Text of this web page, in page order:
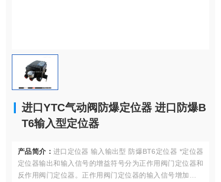
进口YTC气动阀防爆定位器 进口防爆B
T6输入型定位器
产品简介： 进口定位器 输入输出型 防爆BT6定位器 *定位器
定位器输出和输入信号的增益符号分为正作用阀门定位器和
反作用阀门定位器。正作用阀门定位器的输入信号增加时，